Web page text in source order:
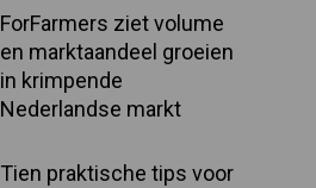
ForFarmers ziet volume
en marktaandeel groeien
in krimpende
Nederlandse markt
Tien praktische tips voor